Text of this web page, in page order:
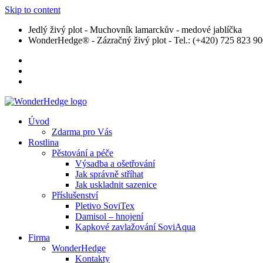
Skip to content
Jedlý živý plot - Muchovník lamarckův - medové jablíčka
WonderHedge® - Zázračný živý plot - Tel.: (+420) 725 823
Úvod
Zdarma pro Vás
Rostlina
Pěstování a péče
Výsadba a ošetřování
Jak správně stříhat
Jak uskladnit sazenice
Příslušenství
Pletivo SoviTex
Damisol – hnojení
Kapkové zavlažování SoviAqua
Firma
WonderHedge
Kontakty